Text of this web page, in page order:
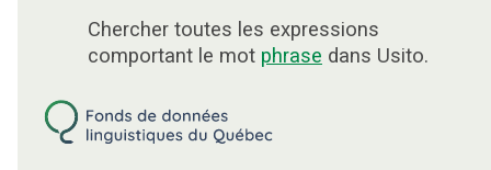
Chercher toutes les expressions
comportant le mot phrase dans Usito.